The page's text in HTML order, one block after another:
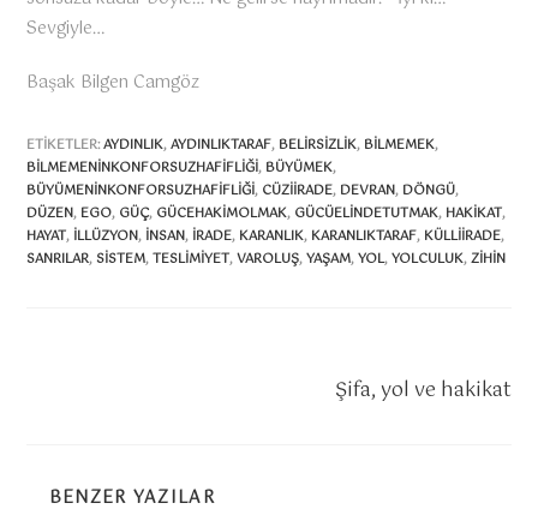
Sevgiyle…
Başak Bilgen Camgöz
ETIKETLER:AYDINLIK,AYDINLIKTARAF, BELIRSIZLIK, BILMEMEK,
BILMEMENINKONFORSUZHAFIFLIĞI, BÜYÜMEK,
BÜYÜMENINKONFORSUZHAFIFLIĞI, CÜZIIRADE, DEVRAN, DÖNGÜ,
DÜZEN, EGO, GÜÇ, GÜCEHAKIMOLMAK, GÜCÜELINDETUTMAK, HAKIKAT,
HAYAT, ILLÜZYON, INSAN, IRADE, KARANLIK, KARANLIKTARAF, KÜLLIIRADE,
SANRILAR, SISTEM,TESLIMIYET,VAROLUŞ,YAŞAM,YOL,YOLCULUK,ZIHIN
Şifa, yol ve hakikat
BENZER YAZILAR